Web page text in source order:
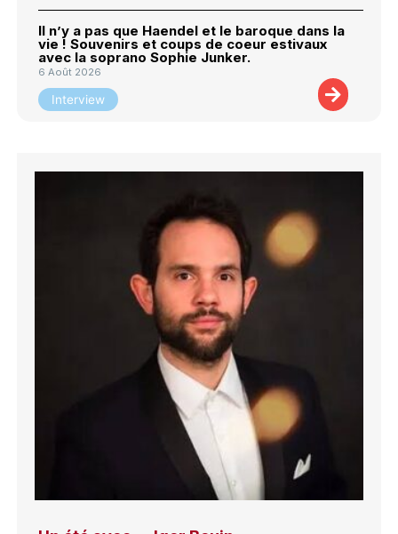
Il n’y a pas que Haendel et le baroque dans la
vie ! Souvenirs et coups de coeur estivaux
avec la soprano Sophie Junker.
6 Août 2026
Interview